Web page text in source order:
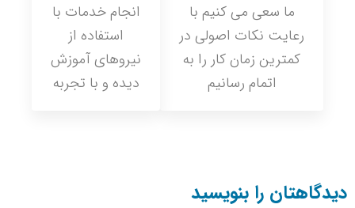
ما سعی می کنیم با
رعایت نکات اصولی در
کمترین زمان کار را به
اتمام رسانیم
انجام خدمات با
استفاده از
نیروهای آموزش
دیده و با تجربه
دیدگاهتان را بنویسید